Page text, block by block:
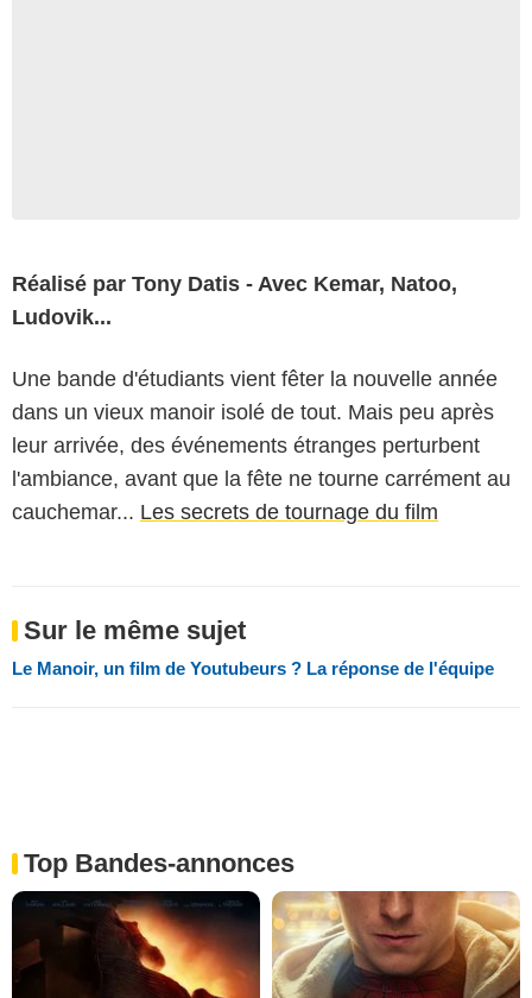
Réalisé par Tony Datis - Avec Kemar, Natoo,
Ludovik...
Une bande d'étudiants vient fêter la nouvelle année
dans un vieux manoir isolé de tout. Mais peu après
leur arrivée, des événements étranges perturbent
l'ambiance, avant que la fête ne tourne carrément au
cauchemar... Les secrets de tournage du film
Sur le même sujet
Le Manoir, un film de Youtubeurs ? La réponse de l'équipe
Top Bandes-annonces